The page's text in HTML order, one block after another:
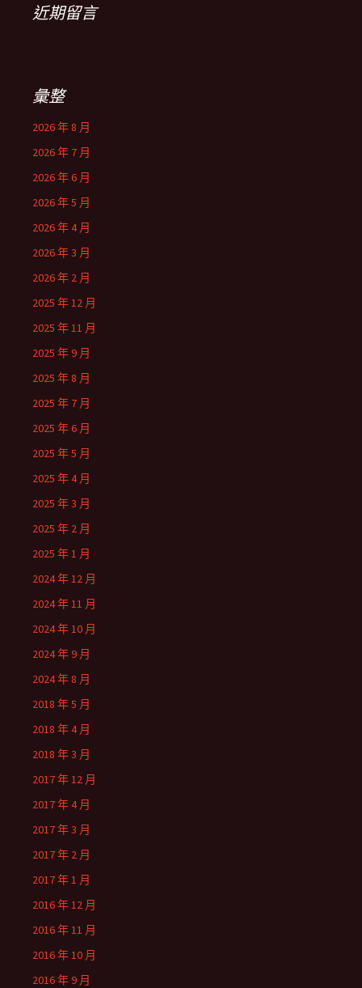
近期留言
彙整
2026 年 8 月
2026 年 7 月
2026 年 6 月
2026 年 5 月
2026 年 4 月
2026 年 3 月
2026 年 2 月
2025 年 12 月
2025 年 11 月
2025 年 9 月
2025 年 8 月
2025 年 7 月
2025 年 6 月
2025 年 5 月
2025 年 4 月
2025 年 3 月
2025 年 2 月
2025 年 1 月
2024 年 12 月
2024 年 11 月
2024 年 10 月
2024 年 9 月
2024 年 8 月
2018 年 5 月
2018 年 4 月
2018 年 3 月
2017 年 12 月
2017 年 4 月
2017 年 3 月
2017 年 2 月
2017 年 1 月
2016 年 12 月
2016 年 11 月
2016 年 10 月
2016 年 9 月